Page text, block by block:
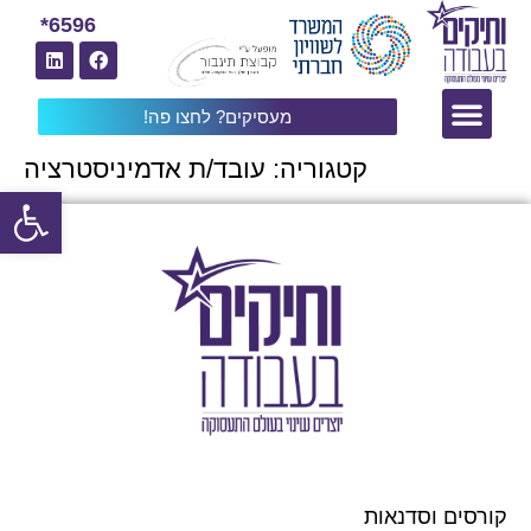
מעסיקים? לחצו פה!
6596*
קטגוריה: עובד/ת אדמיניסטרציה
קורסים וסדנאות